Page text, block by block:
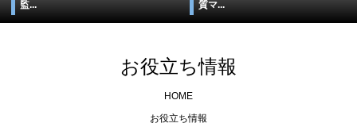
監...
質マ...
お役立ち情報
HOME
お役立ち情報